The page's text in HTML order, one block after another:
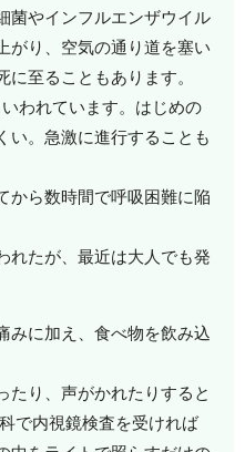
菌やインフルエンザウイル
がり、空気の通り道を塞い
至ることもあります。
われています。はじめの
い。急激に進行することも
から数時間で呼吸困難に陥
れたが、最近は大人でも発
みに加え、食べ物を飲み込
たり、声がかれたりすると
で内視鏡検査を受ければ